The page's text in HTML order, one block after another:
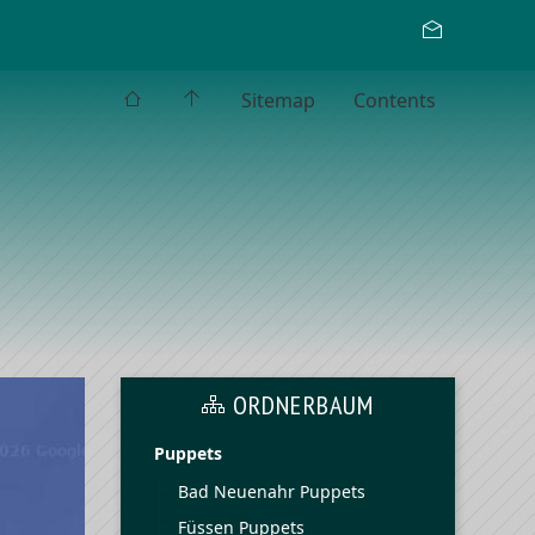
Sitemap Contents
ORDNERBAUM
Puppets
Bad Neuenahr Puppets
Füssen Puppets